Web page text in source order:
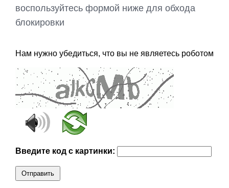
воспользуйтесь формой ниже для обхода
блокировки
Нам нужно убедиться, что вы не являетесь роботом
Введите код с картинки:
Отправить